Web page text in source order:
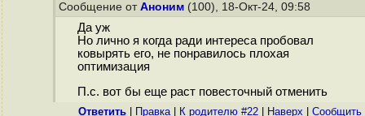
Сообщение от Аноним (100), 18-Окт-24, 09:58
Да уж
Но лично я когда ради интереса пробовал
ковырять его, не понравилось плохая
оптимизация
П.с. вот бы еще раст повесточный отменить
Ответить Правка| К родителю #22 Наверх
Cообщить